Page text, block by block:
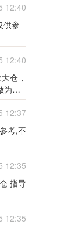
12:40
供参
12:40
仓，
为交
12:37
考,不
12:35
指导
12:35